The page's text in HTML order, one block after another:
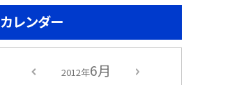
カレンダー
2012年6月